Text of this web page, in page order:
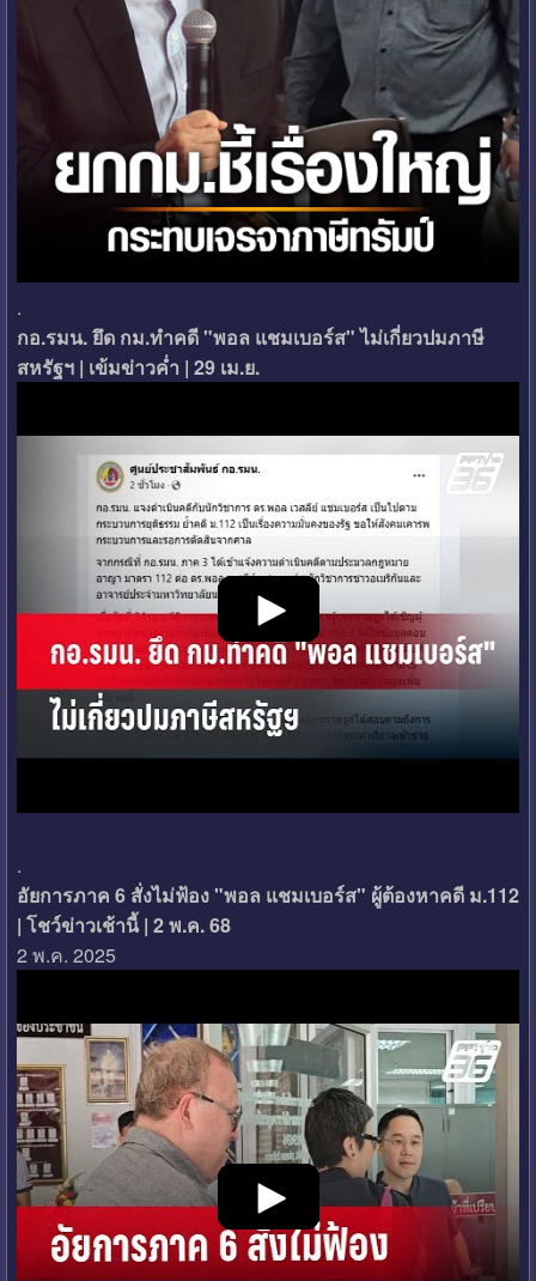
.
กอ.รมน. ยึด กม.ทำคดี "พอล แชมเบอร์ส" ไม่เกี่ยวปมภาษี
สหรัฐฯ | เข้มข่าวค่ำ | 29 เม.ย.
.
อัยการภาค 6 สั่งไม่ฟ้อง "พอล แชมเบอร์ส" ผู้ต้องหาคดี ม.112
| โชว์ข่าวเช้านี้ | 2 พ.ค. 68
2 พ.ค. 2025